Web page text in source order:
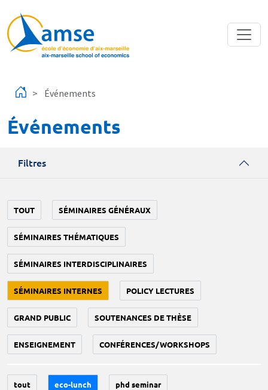
Événements
Événements
Filtres
TOUT SÉMINAIRES GÉNÉRAUX
SÉMINAIRES THÉMATIQUES
SÉMINAIRES INTERDISCIPLINAIRES
SÉMINAIRES INTERNES POLICY LECTURES
GRAND PUBLIC SOUTENANCES DE THÈSE
ENSEIGNEMENT CONFÉRENCES/WORKSHOPS
tout eco-lunch phd seminar